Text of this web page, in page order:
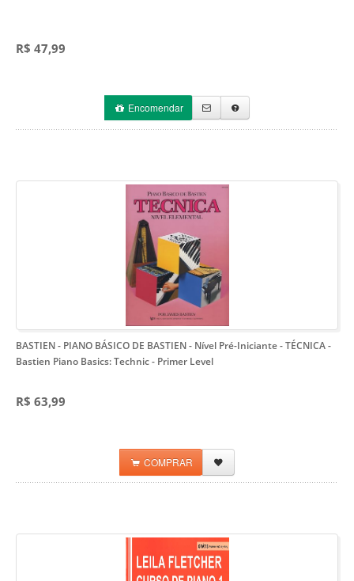
R$ 47,99
Encomendar
BASTIEN - PIANO BÁSICO DE BASTIEN - Nível Pré-Iniciante - TÉCNICA-
Bastien Piano Basics: Technic - Primer Level
R$ 63,99
COMPRAR